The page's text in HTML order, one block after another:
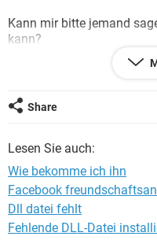
Kann mir bitte jemand
kann?
Acer Aspire 5741
MfGShare
Lesen Sie auch:
Wie bekomme ich ihn
Facebook
Dll datei fehlt
Fehlende DLL-Datei